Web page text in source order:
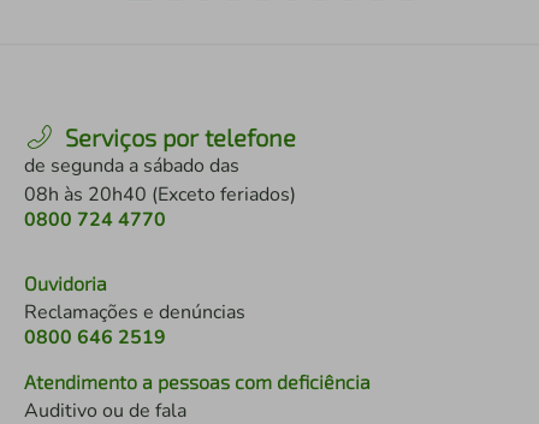
Serviços por telefone
de segunda a sábado das
08h às 20h40 (Exceto feriados)
0800 724 4770
Ouvidoria
Reclamações e denúncias
0800 646 2519
Atendimento a pessoas com deficiência
Auditivo ou de fala